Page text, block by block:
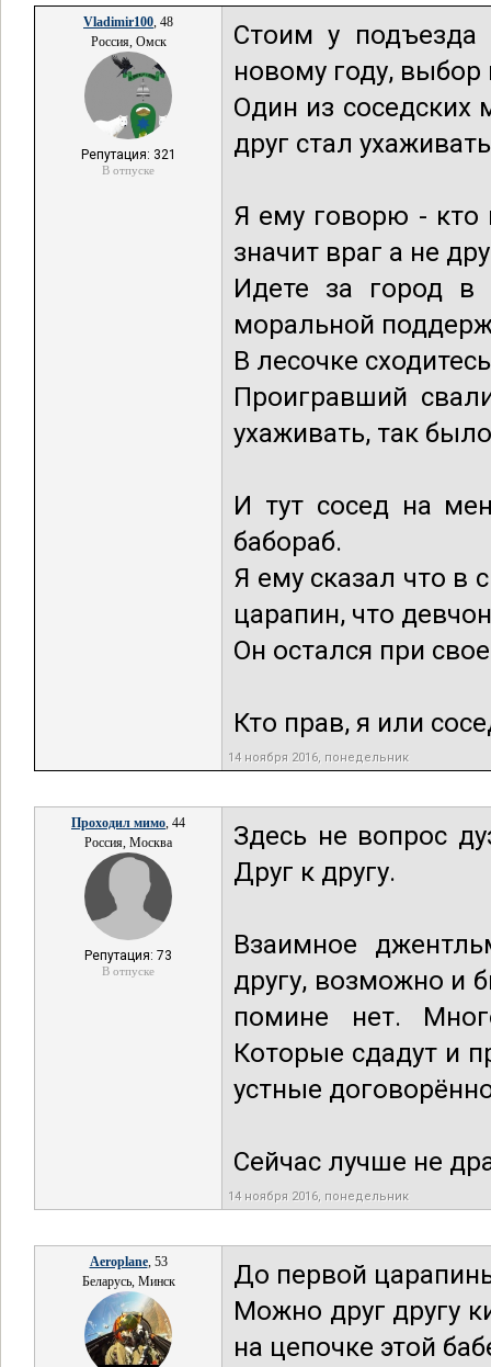
Vladimir100, 48
Россия, Омск
Репутация: 321
В отпуске
Стоим у подъезда
новому году, выбор
Один из соседских
друг стал
Я ему говорю - кто
значит враг а не
Идете за город в
моральной
В лесочке
Проигравший
ухаживать, так
И тут сосед на
бабораб.
Я ему сказал что в
царапин, что
Он остался при
Кто прав, я или
14 ноября 2016, понедельник
Проходил мимо, 44
Россия, Москва
Репутация: 73
В отпуске
Здесь не вопрос
Друг к другу.
Взаимное
другу, возможно и
помине нет.
Которые сдадут и
устные
Сейчас лучше не
14 ноября 2016, понедельник
Aeroplane, 53
Беларусь, Минск
До первой
Можно друг другу
на цепочке этой